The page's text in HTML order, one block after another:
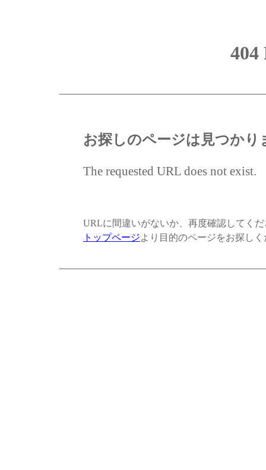
404
お探しのページは見つかり
The requested URL does not exist.
URLに間違いがないか、再度確認してく
トップページより目的のページをお探し